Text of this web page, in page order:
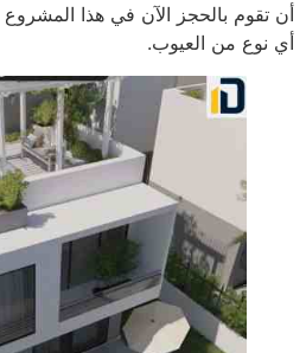
أن تقوم بالحجز الآن في هذا
أي نوع من العيوب.